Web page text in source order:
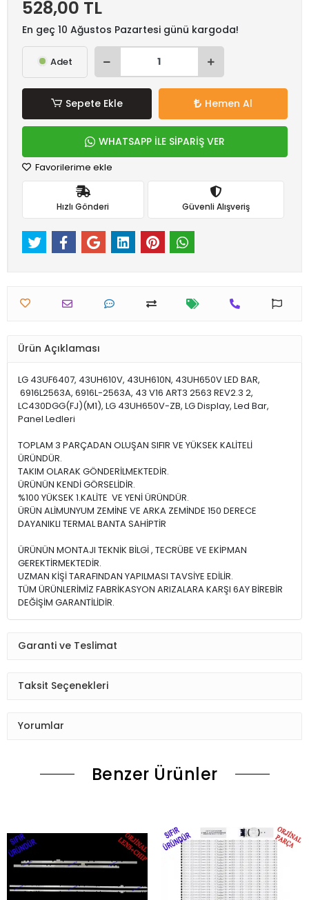
528,00 TL
En geç 10 Ağustos Pazartesi günü kargoda!
Adet
Sepete Ekle Hemen Al
WHATSAPP İLE SİPARİŞ VER
Favorilerime ekle
Hızlı Gönderi Güvenli Alışveriş
Ürün Açıklaması
LG 43UF6407, 43UH610V, 43UH610N, 43UH650V LED BAR,
6916L2563A, 6916L-2563A, 43 V16 ART3 2563 REV2.3 2,
LC430DGG(FJ)(M1), LG 43UH650V-ZB, LG Display, Led Bar,
Panel Ledleri
TOPLAM 3 PARÇADAN OLUŞAN SIFIR VE YÜKSEK KALİTELİ
ÜRÜNDÜR.
TAKIM OLARAK GÖNDERİLMEKTEDİR.
ÜRÜNÜN KENDİ GÖRSELİDİR.
%100 YÜKSEK 1.KALİTE VE YENİ ÜRÜNDÜR.
ÜRÜN ALİMUNYUM ZEMİNE VE ARKA ZEMİNDE 150 DERECE
DAYANIKLI TERMAL BANTA SAHİPTİR
ÜRÜNÜN MONTAJI TEKNİK BİLGİ , TECRÜBE VE EKİPMAN
GEREKTİRMEKTEDİR.
UZMAN KİŞİ TARAFINDAN YAPILMASI TAVSİYE EDİLİR.
TÜM ÜRÜNLERİMİZ FABRİKASYON ARIZALARA KARŞI 6AY BİREBİR
DEĞİŞİM GARANTİLİDİR.
Garanti ve Teslimat
Taksit Seçenekleri
Yorumlar
Benzer Ürünler